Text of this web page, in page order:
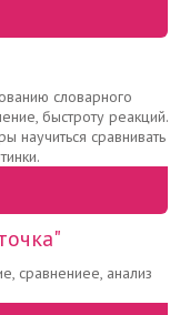
словарного
быстроту реакций.
научиться сравнивать
сравнениее, анализ